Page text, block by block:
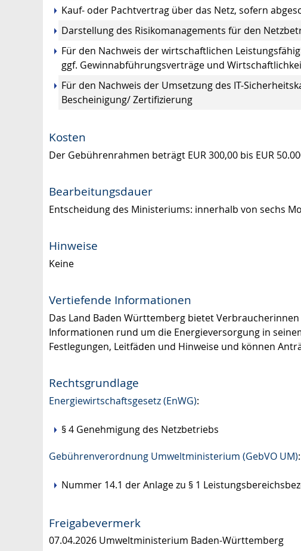
Kauf- oder Pachtvertrag über das Netz, sofern
Darstellung des Risikomanagements für den
Für den Nachweis der wirtschaftlichen
ggf. Gewinnabführungsverträge und
Für den Nachweis der Umsetzung des IT-
Bescheinigung/ Zertifizierung
Kosten
Der Gebührenrahmen beträgt EUR 300,00 bis EUR
Bearbeitungsdauer
Entscheidung des Ministeriums: innerhalb von sechs
Hinweise
Keine
Vertiefende Informationen
Das Land Baden Württemberg bietet
Informationen rund um die Energieversorgung in
Festlegungen, Leitfäden und Hinweise und können
Rechtsgrundlage
Energiewirtschaftsgesetz (EnWG):
§ 4 Genehmigung des Netzbetriebs
Gebührenverordnung Umweltministerium (GebVO UM):
Nummer 14.1 der Anlage zu § 1
Freigabevermerk
07.04.2026 Umweltministerium Baden-Württemberg